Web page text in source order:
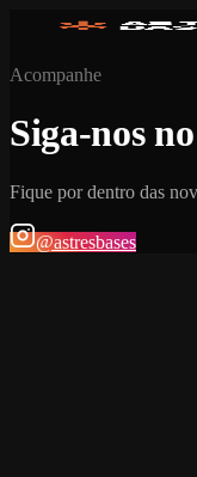
Acompanhe
Siga-nos
Fique por dentro das
@astresbases